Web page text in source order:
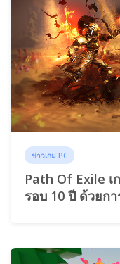
ข่าวเกม PC
Path Of Exile
รอบ 10 ปี ด้วยก